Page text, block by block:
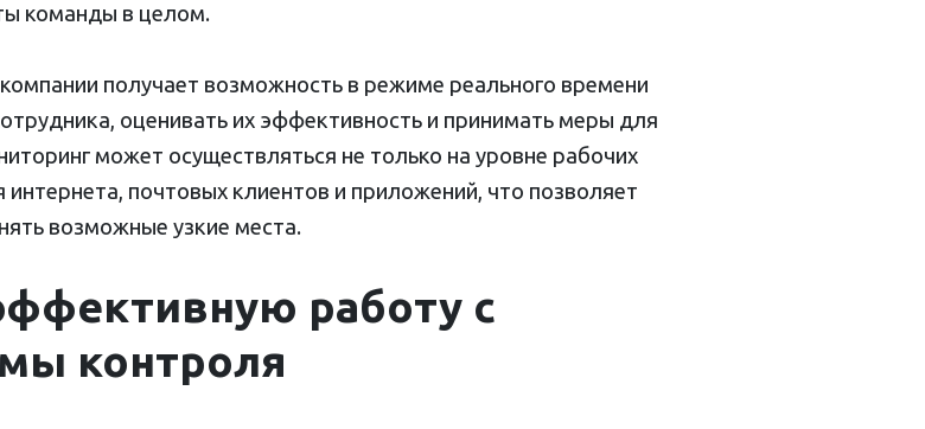
команды в целом.
получает возможность в режиме реального времени
оценивать их эффективность и принимать меры для
может осуществляться не только на уровне рабочих
интернета, почтовых клиентов и приложений, что позволяет
возможные узкие места.
работу с
контроля